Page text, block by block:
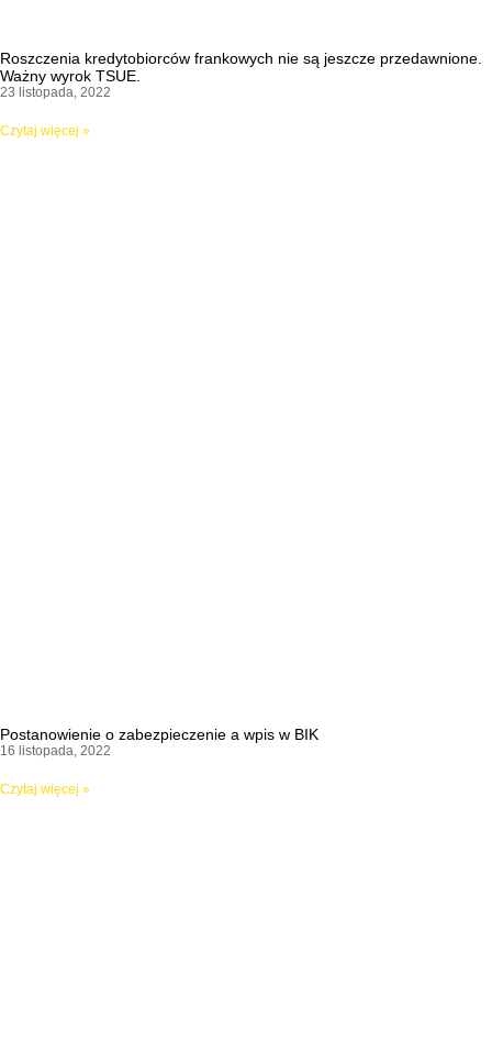
Roszczenia kredytobiorców frankowych nie są jeszcze przedawnione.
Ważny wyrok TSUE.
23 listopada, 2022
Czytaj więcej »
Postanowienie o zabezpieczenie a wpis w BIK
16 listopada, 2022
Czytaj więcej »